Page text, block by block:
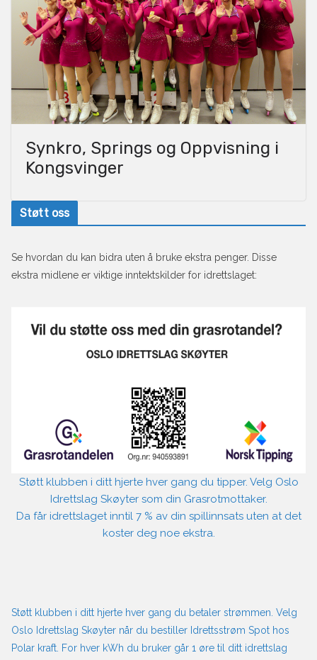
Synkro, Springs og Oppvisning i
Kongsvinger
Støtt oss
Se hvordan du kan bidra uten å bruke ekstra penger. Disse
ekstra midlene er viktige inntektskilder for idrettslaget:
Støtt klubben i ditt hjerte hver gang du tipper. Velg Oslo
Idrettslag Skøyter som din Grasrotmottaker.
Da får idrettslaget inntil 7 % av din spillinnsats uten at det
koster deg noe ekstra.
Støtt klubben i ditt hjerte hver gang du betaler strømmen. Velg
Oslo Idrettslag Skøyter når du bestiller Idrettsstrøm Spot hos
Polar kraft. For hver kWh du bruker går 1 øre til ditt idrettslag